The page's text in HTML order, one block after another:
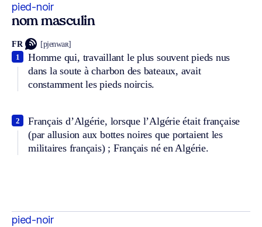
pied-noir
nom masculin
FR [pjenwaʀ]
Homme qui, travaillant le plus souvent pieds nus
dans la soute à charbon des bateaux, avait
constamment les pieds noircis.
1
Français d’Algérie, lorsque l’Algérie était française
(par allusion aux bottes noires que portaient les
militaires français) ; Français né en Algérie.
2
pied-noir